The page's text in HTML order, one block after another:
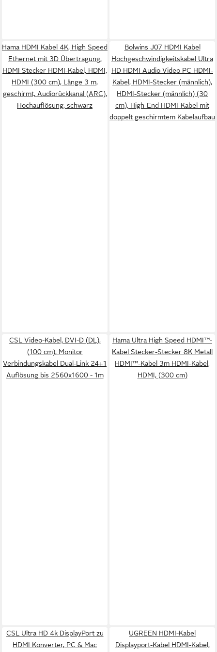
Hama HDMI Kabel 4K, High Speed
Ethernet mit 3D Übertragung,
HDMI Stecker HDMI-Kabel, HDMI,
HDMI (300 cm), Länge 3 m,
geschirmt, Audiorückkanal (ARC),
Hochauflösung, schwarz
Bolwins J07 HDMI Kabel
Hochgeschwindigkeitskabel Ultra
HD HDMI Audio Video PC HDMI-
Kabel, HDMI-Stecker (männlich),
HDMI-Stecker (männlich) (30
cm), High-End HDMI-Kabel mit
doppelt geschirmtem Kabelaufbau
CSL Video-Kabel, DVI-D (DL),
(100 cm), Monitor
Verbindungskabel Dual-Link 24+1
Auflösung bis 2560x1600 - 1m
Hama Ultra High Speed HDMI™-
Kabel Stecker-Stecker 8K Metall
HDMI™-Kabel 3m HDMI-Kabel,
HDMI, (300 cm)
CSL Ultra HD 4k DisplayPort zu
HDMI Konverter, PC & Mac
UGREEN HDMI-Kabel
Displayport-Kabel HDMI-Kabel,